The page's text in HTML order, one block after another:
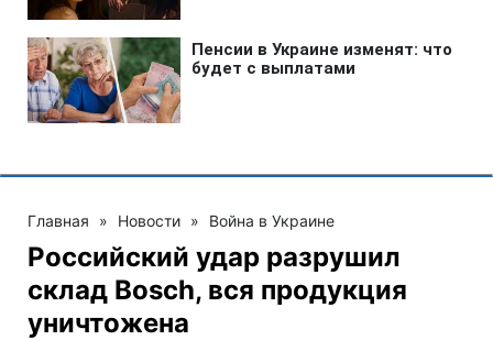
Главная » Новости » Война в Украине
Российский удар разрушил
склад Bosch, вся продукция
уничтожена